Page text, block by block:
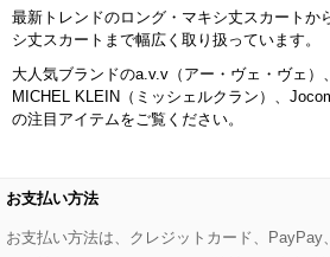
MK MICHEL KLEIN BAG
HIROKO KOSHINO
re:edition project 165
HIROKO BIS
HIROKO BIS GRANDE
ライダースジャケット
デニムジャケット
その他のコート・ブルゾン
ハンカチ・バンダナ
手袋
ネクタイ
バックパック・リュック
ボディバッグ・メッセンジャー
ビジネスバッグ
フラットシューズ
ローファー
サンダル・ミュール
カサブランカ・カラー
ラナンキュラス
グリーン
最新トレンドのロング・マキシ丈スカートか
シ丈スカートまで幅広く取り扱っています。
大人気ブランドのa.v.v（アー・ヴェ・ヴェ）
MICHEL KLEIN（ミッシェルクラン）、
の注目アイテムをご覧ください。
お支払い方法
お支払い方法は、クレジットカード、PayPay